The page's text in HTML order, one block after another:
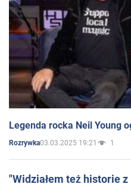
Legenda rocka Neil Young
Rozrywka03.03.2025 19:21 1
"Widziałem też historie